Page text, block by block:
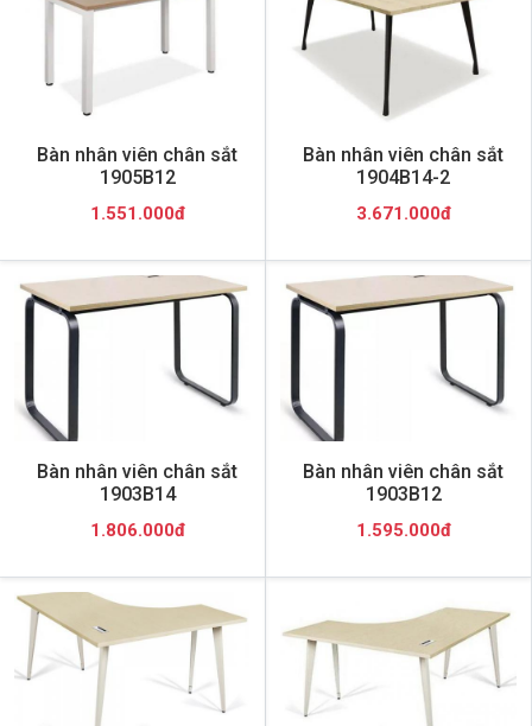
Bàn nhân viên chân sắt
1905B12
1.551.000đ
Bàn nhân viên chân sắt
1904B14-2
3.671.000đ
Bàn nhân viên chân sắt
1903B14
1.806.000đ
Bàn nhân viên chân sắt
1903B12
1.595.000đ